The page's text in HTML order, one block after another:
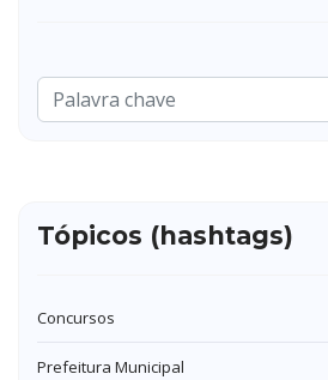
...
Tópicos (hashtags)
Concursos
Prefeitura Municipal